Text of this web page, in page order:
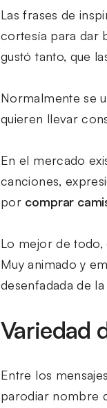
Las frases de
cortesía para dar
gustó tanto, que
Normalmente se
quieren llevar
En el mercado
canciones,
por comprar
Lo mejor de todo,
Muy animado y
desenfadada de
Variedad
Entre los
parodiar nombre